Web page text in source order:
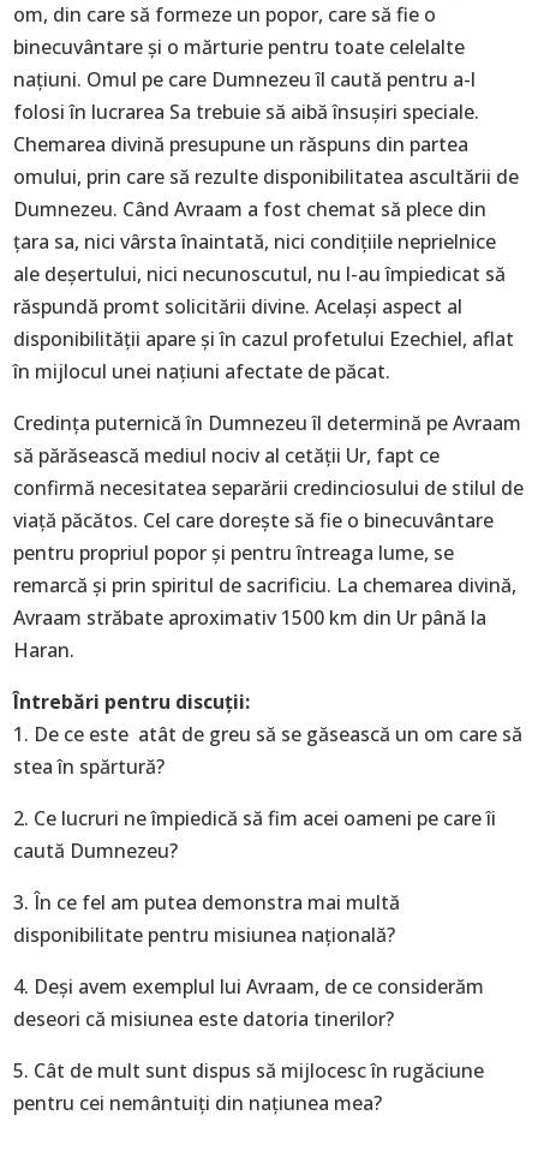
om, din care să formeze un popor, care să fie o
binecuvântare și o mărturie pentru toate celelalte
națiuni. Omul pe care Dumnezeu îl caută pentru a-l
folosi în lucrarea Sa trebuie să aibă însușiri speciale.
Chemarea divină presupune un răspuns din partea
omului, prin care să rezulte disponibilitatea ascultării de
Dumnezeu. Când Avraam a fost chemat să plece din
țara sa, nici vârsta înaintată, nici condițiile neprielnice
ale deșertului, nici necunoscutul, nu l-au împiedicat să
răspundă promt solicitării divine. Același aspect al
disponibilității apare și în cazul profetului Ezechiel, aflat
în mijlocul unei națiuni afectate de păcat.
Credința puternică în Dumnezeu îl determină pe Avraam
să părăsească mediul nociv al cetății Ur, fapt ce
confirmă necesitatea separării credinciosului de stilul de
viață păcătos. Cel care dorește să fie o binecuvântare
pentru propriul popor și pentru întreaga lume, se
remarcă și prin spiritul de sacrificiu. La chemarea divină,
Avraam străbate aproximativ 1500 km din Ur până la
Haran.
Întrebări pentru discuții:
1. De ce este atât de greu să se găsească un om care să
stea în spărtură?
2. Ce lucruri ne împiedică să fim acei oameni pe care îi
caută Dumnezeu?
3. În ce fel am putea demonstra mai multă
disponibilitate pentru misiunea națională?
4. Deși avem exemplul lui Avraam, de ce considerăm
deseori că misiunea este datoria tinerilor?
5. Cât de mult sunt dispus să mijlocesc în rugăciune
pentru cei nemântuiți din națiunea mea?